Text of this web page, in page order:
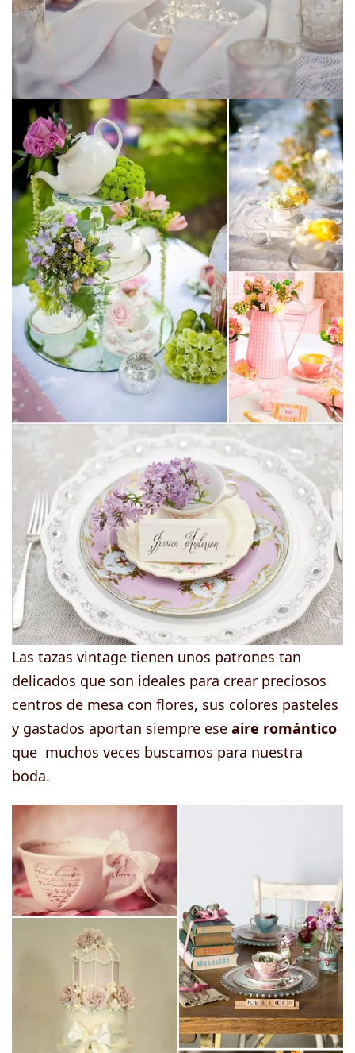
Las tazas vintage tienen unos patrones tan
delicados que son ideales para crear preciosos
centros de mesa con flores, sus colores pasteles
y gastados aportan siempre ese aire romántico
que muchos veces buscamos para nuestra
boda.